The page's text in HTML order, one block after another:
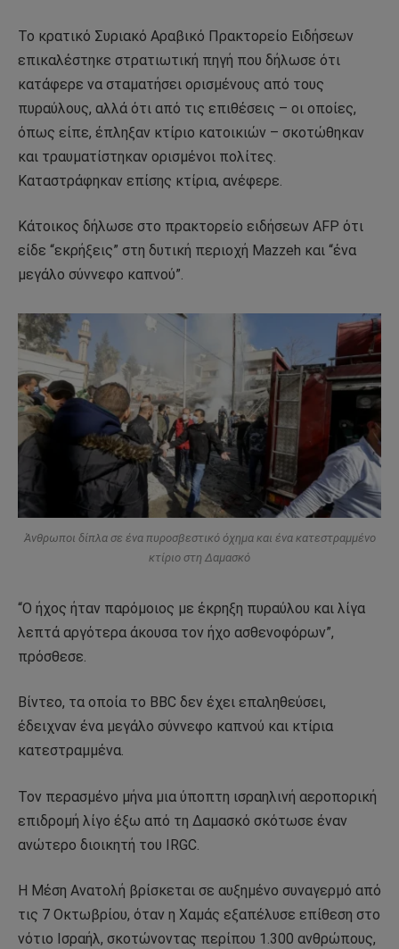
Το κρατικό Συριακό Αραβικό Πρακτορείο Ειδήσεων
επικαλέστηκε στρατιωτική πηγή που δήλωσε ότι
κατάφερε να σταματήσει ορισμένους από τους
πυραύλους, αλλά ότι από τις επιθέσεις – οι οποίες,
όπως είπε, έπληξαν κτίριο κατοικιών – σκοτώθηκαν
και τραυματίστηκαν ορισμένοι πολίτες.
Καταστράφηκαν επίσης κτίρια, ανέφερε.
Κάτοικος δήλωσε στο πρακτορείο ειδήσεων AFP ότι
είδε “εκρήξεις” στη δυτική περιοχή Mazzeh και “ένα
μεγάλο σύννεφο καπνού”.
Άνθρωποι δίπλα σε ένα πυροσβεστικό όχημα και ένα κατεστραμμένο
κτίριο στη Δαμασκό
“Ο ήχος ήταν παρόμοιος με έκρηξη πυραύλου και λίγα
λεπτά αργότερα άκουσα τον ήχο ασθενοφόρων”,
πρόσθεσε.
Βίντεο, τα οποία το BBC δεν έχει επαληθεύσει,
έδειχναν ένα μεγάλο σύννεφο καπνού και κτίρια
κατεστραμμένα.
Τον περασμένο μήνα μια ύποπτη ισραηλινή αεροπορική
επιδρομή λίγο έξω από τη Δαμασκό σκότωσε έναν
ανώτερο διοικητή του IRGC.
Η Μέση Ανατολή βρίσκεται σε αυξημένο συναγερμό από
τις 7 Οκτωβρίου, όταν η Χαμάς εξαπέλυσε επίθεση στο
νότιο Ισραήλ, σκοτώνοντας περίπου 1.300 ανθρώπους,